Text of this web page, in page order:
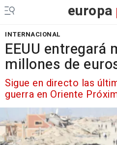
europa
INTERNACIONAL
EEUU entregará
millones de
Sigue en directo las
guerra en Oriente